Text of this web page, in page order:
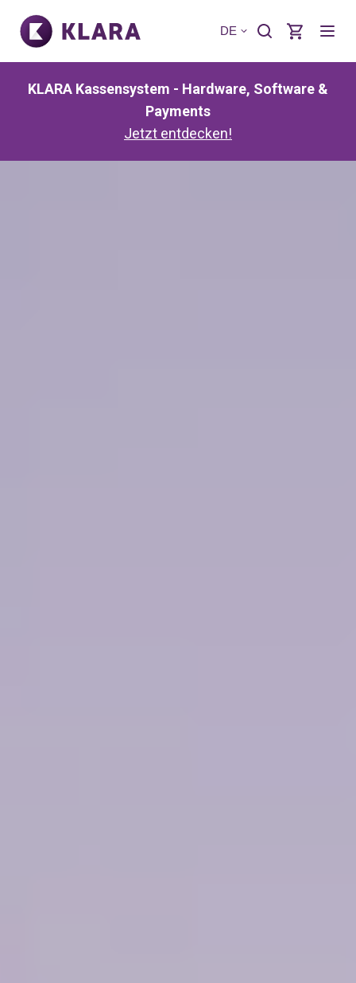
DE
KLARA Kassensystem - Hardware, Software &
Payments
Jetzt entdecken!